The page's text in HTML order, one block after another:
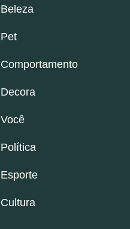
Beleza
Pet
Comportamento
Decora
Você
Política
Esporte
Cultura